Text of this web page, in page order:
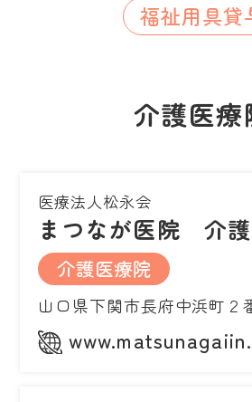
福祉用具貸
介護医療
医療法人松永会
まつなが医院 介
介護医療院
山口県下関市長府中浜町２